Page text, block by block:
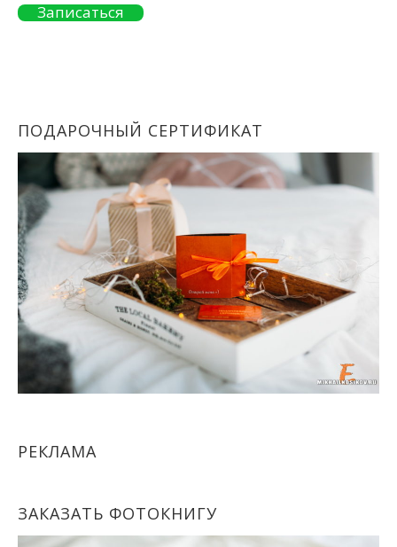
Записаться
ПОДАРОЧНЫЙ СЕРТИФИКАТ
РЕКЛАМА
ЗАКАЗАТЬ ФОТОКНИГУ